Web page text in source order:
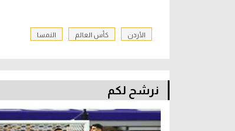
الأردن كأس العالم النمسا
نرشح لكم